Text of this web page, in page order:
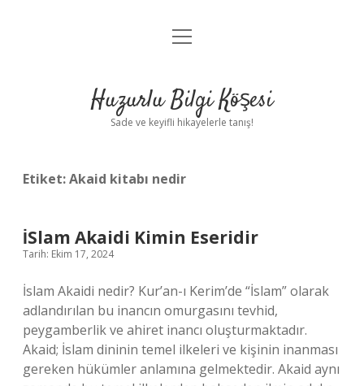
Anasayfa
Yasal Uyarı
menüyü
Huzurlu Bilgi Köşesi
Sade ve keyifli hikayelerle tanış!
Etiket:Akaid kitabı nedir
İSlam Akaidi Kimin Eseridir
Tarih: Ekim 17, 2024
İslam Akaidi nedir? Kur’an-ı Kerim’de “İslam” olarak
adlandırılan bu inancın omurgasını tevhid,
peygamberlik ve ahiret inancı oluşturmaktadır.
Akaid; İslam dininin temel ilkeleri ve kişinin inanması
gereken hükümler anlamına gelmektedir. Akaid aynı